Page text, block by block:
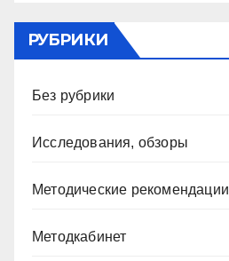
РУБРИКИ
Без рубрики
Исследования, обзоры
Методические рекомендации
Методкабинет